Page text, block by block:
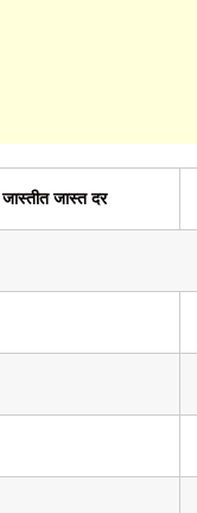
जास्तीत जास्त दर